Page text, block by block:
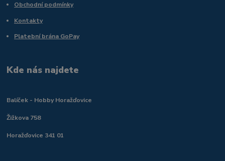
Obchodní podmínky
Kontakty
Platební brána GoPay
Kde nás najdete
Balíček - Hobby Horažďovice
Žižkova 758
Horažďovice 341 01